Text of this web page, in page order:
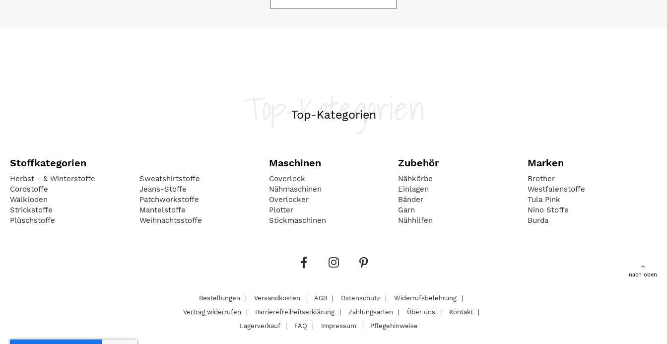
Top-Kategorien
Top-Kategorien
Stoffkategorien
Herbst - & Winterstoffe
Cordstoffe
Walkloden
Strickstoffe
Plüschstoffe
Sweatshirtstoffe
Jeans-Stoffe
Patchworkstoffe
Mantelstoffe
Weihnachtsstoffe
Maschinen
Coverlock
Nähmaschinen
Overlocker
Plotter
Stickmaschinen
Zubehör
Nähkörbe
Einlagen
Bänder
Garn
Nähhilfen
Marken
Brother
Westfalenstoffe
Tula Pink
Nino Stoffe
Burda
nach oben
Bestellungen Versandkosten AGB Datenschutz
Widerrufsbelehrung
Vertrag widerrufen
Barrierefreiheitserklärung Zahlungsarten Über uns
Kontakt
Lagerverkauf
FAQ Impressum Pflegehinweise